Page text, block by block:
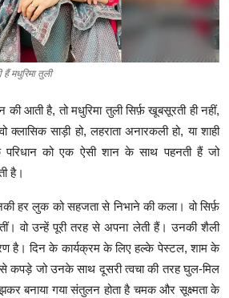
मधुरिमा तुली
आती है, तो मधुरिमा तुली सिर्फ़ खूबसूरती ही नहीं,
क्लासिक साड़ी हो, लहराता अनारकली हो, या शाही
परिधान को एक ऐसी शान के साथ पहनती हैं जो
है।
हर लुक को सहजता से निभाने की कला। वो सिर्फ़
वो उन्हें पूरी तरह से अपना लेती हैं। उनकी शैली
है। दिन के कार्यक्रम के लिए हल्के पेस्टल, शाम के
कपड़े जो उनके साथ दूसरी त्वचा की तरह घुल-मिल
बनाया गया संतुलन होता है चमक और सूक्ष्मता के